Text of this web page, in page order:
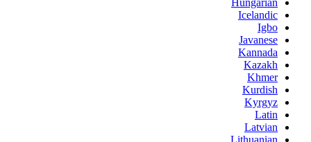
Hungarian
Icelandic
Igbo
Javanese
Kannada
Kazakh
Khmer
Kurdish
Kyrgyz
Latin
Latvian